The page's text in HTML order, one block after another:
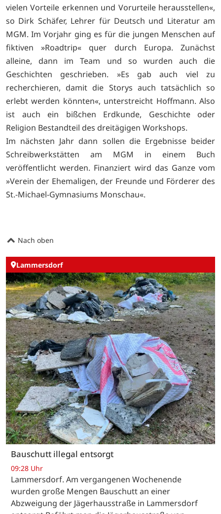
vielen Vorteile erkennen und Vorurteile herausstellen«,
so Dirk Schäfer, Lehrer für Deutsch und Literatur am
MGM. Im Vorjahr ging es für die jungen Menschen auf
fiktiven »Roadtrip« quer durch Europa. Zunächst
alleine, dann im Team und so wurden auch die
Geschichten geschrieben. »Es gab auch viel zu
recherchieren, damit die Storys auch tatsächlich so
erlebt werden könnten«, unterstreicht Hoffmann. Also
ist auch ein bißchen Erdkunde, Geschichte oder
Religion Bestandteil des dreitägigen Workshops.
Im nächsten Jahr dann sollen die Ergebnisse beider
Schreibwerkstätten am MGM in einem Buch
veröffentlicht werden. Finanziert wird das Ganze vom
»Verein der Ehemaligen, der Freunde und Förderer des
St.-Michael-Gymnasiums Monschau«.
Nach oben
Lammersdorf
Bauschutt illegal entsorgt
09:28 Uhr
Lammersdorf. Am vergangenen Wochenende
wurden große Mengen Bauschutt an einer
Abzweigung der Jägerhausstraße in Lammersdorf